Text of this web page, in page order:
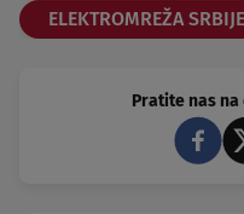
ELEKTROMREŽA SRBIJE
Pratite nas